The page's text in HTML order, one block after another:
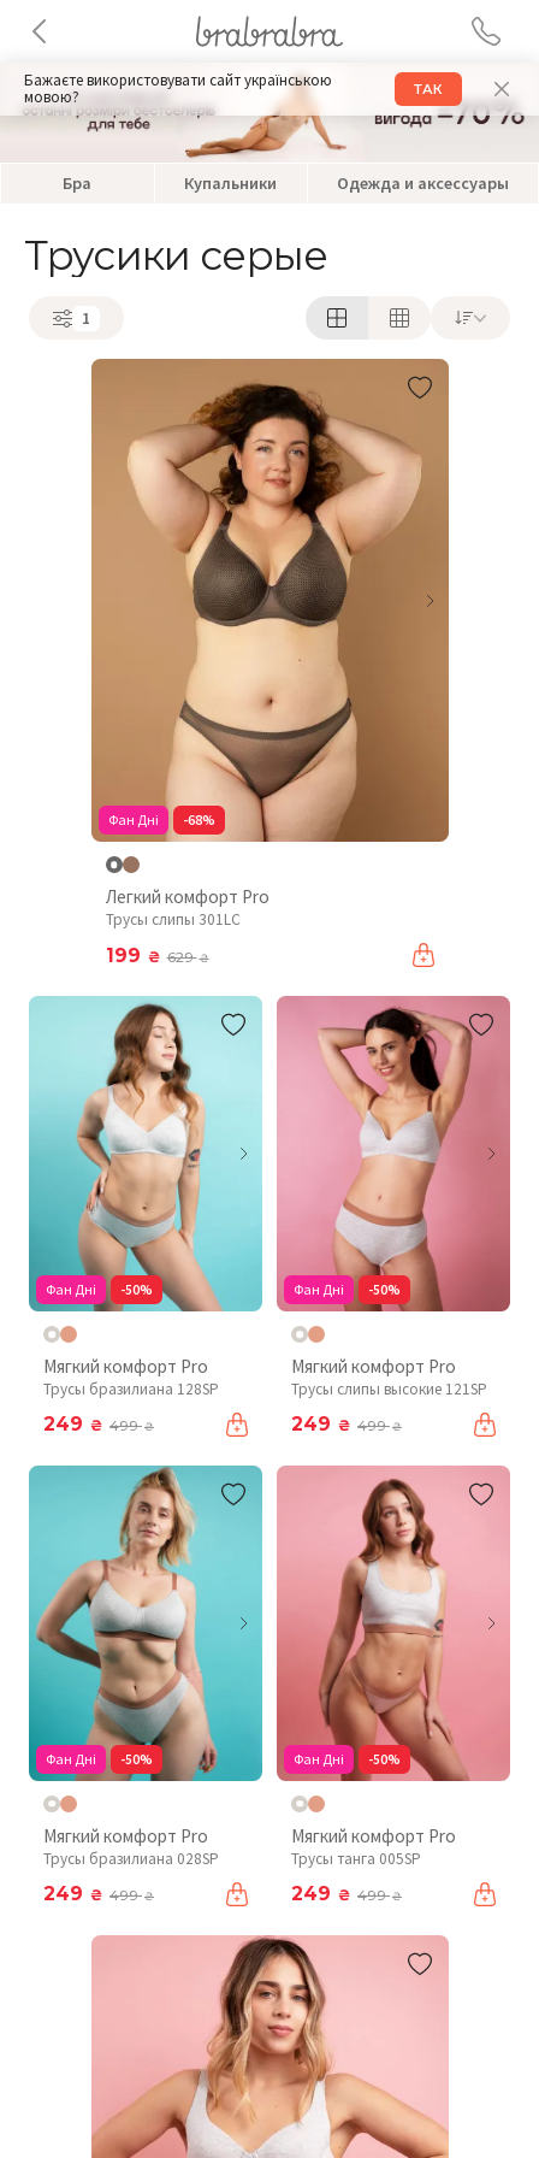
Бажаєте використовувати сайт українською
мовою?
ТАК
Бра Купальники Одежда и аксессуары
Трусики серые
1
Фан Дні -68%
Легкий комфорт Pro
Трусы слипы 301LC
199 ₴ 629₴
Фан Дні -50%
Мягкий комфорт Pro
Трусы бразилиана 128SP
249 ₴ 499₴
Фан Дні -50%
Мягкий комфорт Pro
Трусы слипы высокие 121SP
249 ₴ 499₴
Фан Дні -50%
Мягкий комфорт Pro
Трусы бразилиана 028SP
249 ₴ 499₴
Фан Дні -50%
Мягкий комфорт Pro
Трусы танга 005SP
249 ₴ 499₴